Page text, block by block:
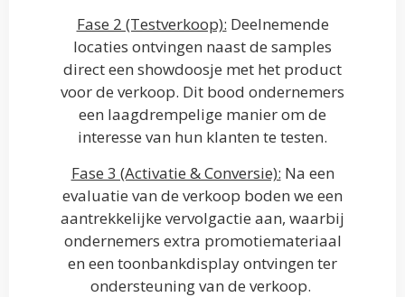
Fase 2 (Testverkoop): Deelnemende
locaties ontvingen naast de samples
direct een showdoosje met het product
voor de verkoop. Dit bood ondernemers
een laagdrempelige manier om de
interesse van hun klanten te testen.
Fase 3 (Activatie & Conversie): Na een
evaluatie van de verkoop boden we een
aantrekkelijke vervolgactie aan, waarbij
ondernemers extra promotiemateriaal
en een toonbankdisplay ontvingen ter
ondersteuning van de verkoop.